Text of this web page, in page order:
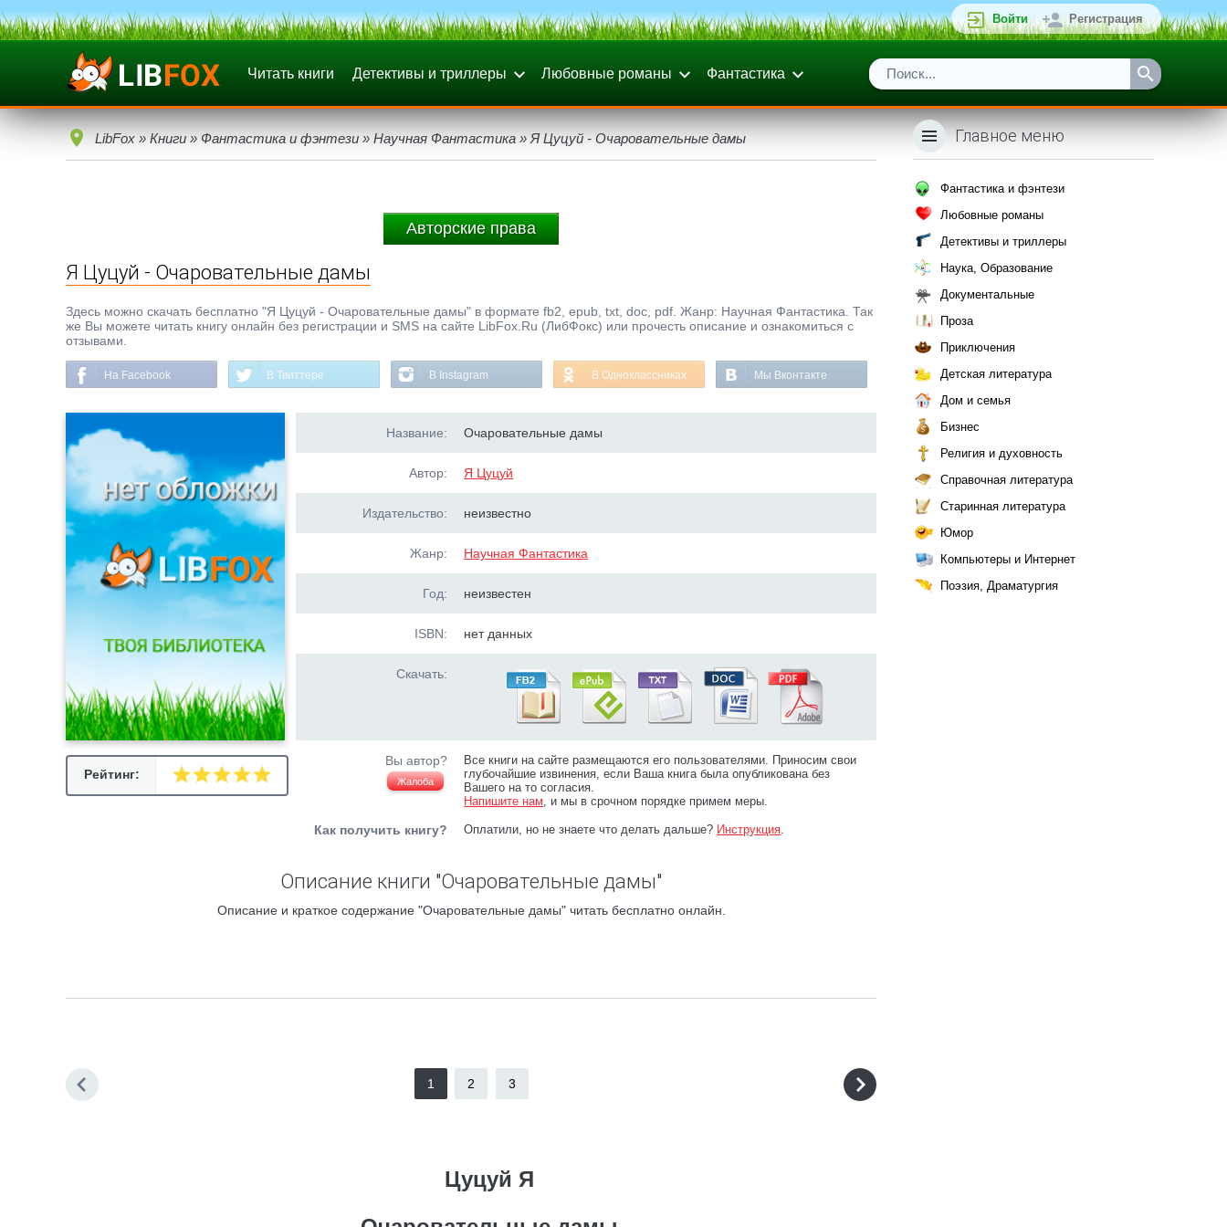
Войти Регистрация
Читать книги Детективы и триллеры Любовные романы Фантастика
LibFox » Книги » Фантастика и фэнтези » Научная Фантастика » Я Цуцуй - Очаровательные дамы
Авторские права
Я Цуцуй - Очаровательные дамы
Здесь можно скачать бесплатно "Я Цуцуй - Очаровательные дамы" в формате fb2, epub, txt, doc, pdf. Жанр: Научная Фантастика. Так
же Вы можете читать книгу онлайн без регистрации и SMS на сайте LibFox.Ru (ЛибФокс) или прочесть описание и ознакомиться с
отзывами.
На Facebook В Твиттере В Instagram В Одноклассниках Мы Вконтакте
Рейтинг:
Название: Очаровательные дамы
Автор: Я Цуцуй
Издательство: неизвестно
Жанр: Научная Фантастика
Год: неизвестен
ISBN: нет данных
Скачать:
Вы автор?
Жалоба
Все книги на сайте размещаются его пользователями. Приносим свои
глубочайшие извинения, если Ваша книга была опубликована без
Вашего на то согласия.
Напишите нам, и мы в срочном порядке примем меры.
Как получить книгу? Оплатили, но не знаете что делать дальше? Инструкция.
Описание книги "Очаровательные дамы"
Описание и краткое содержание "Очаровательные дамы" читать бесплатно онлайн.
1 2 3
Цуцуй Я
Главное меню
Фантастика и фэнтези
Любовные романы
Детективы и триллеры
Наука, Образование
Документальные
Проза
Приключения
Детская литература
Дом и семья
Бизнес
Религия и духовность
Справочная литература
Старинная литература
Юмор
Компьютеры и Интернет
Поэзия, Драматургия